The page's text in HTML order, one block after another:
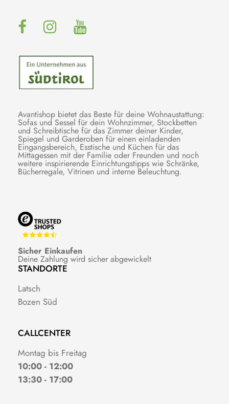
Avantishop bietet das Beste für deine Wohnaustattung:
Sofas und Sessel für dein Wohnzimmer, Stockbetten
und Schreibtische für das Zimmer deiner Kinder,
Spiegel und Garderoben für einen einladenden
Eingangsbereich, Esstische und Küchen für das
Mittagessen mit der Familie oder Freunden und noch
weitere inspirierende Einrichtungstipps wie Schränke,
Bücherregale, Vitrinen und interne Beleuchtung.
Sicher Einkaufen
Deine Zahlung wird sicher abgewickelt
STANDORTE
Latsch
Bozen Süd
CALLCENTER
Montag bis Freitag
10:00 - 12:00
13:30 - 17:00